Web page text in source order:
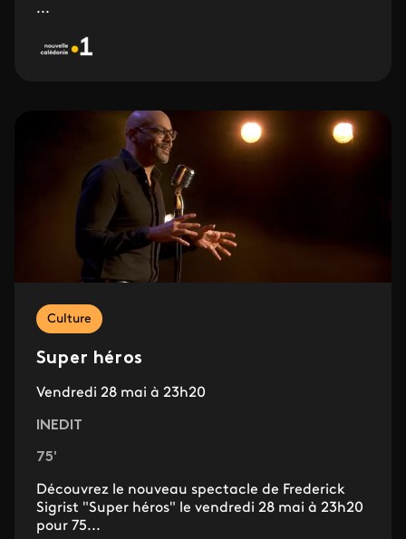
...
Culture
Super héros
Vendredi 28 mai à 23h20
INEDIT
75'
Découvrez le nouveau spectacle de Frederick
Sigrist "Super héros" le vendredi 28 mai à 23h20
pour 75...